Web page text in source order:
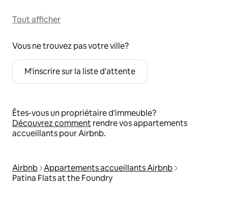
Tout afficher
Vous ne trouvez pas votre ville?
M'inscrire sur la liste d'attente
Êtes-vous un propriétaire d'immeuble?
Découvrez comment rendre vos appartements
accueillants pour Airbnb.
Airbnb Appartements accueillants Airbnb
Patina Flats at the Foundry